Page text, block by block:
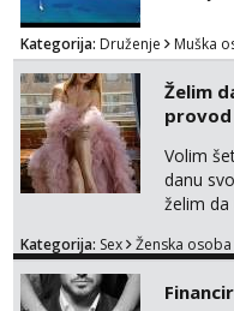
Kategorija: Druženje Muška
Želim
provod
Volim
danu
želim
na link
Kategorija: Sex Ženska